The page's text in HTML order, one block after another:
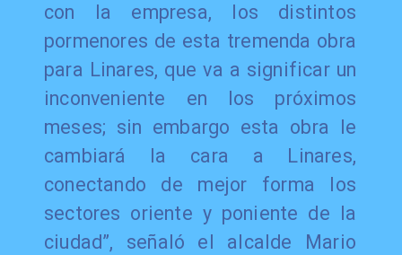
con la empresa, los distintos
pormenores de esta tremenda obra
para Linares, que va a significar un
inconveniente en los próximos
meses; sin embargo esta obra le
cambiará la cara a Linares,
conectando de mejor forma los
sectores oriente y poniente de la
ciudad”, señaló el alcalde Mario